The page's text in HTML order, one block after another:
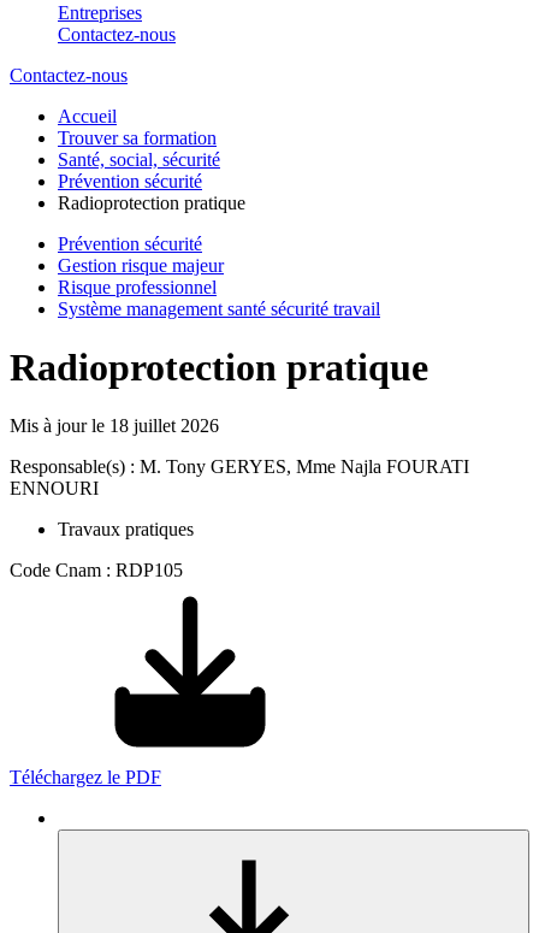
Entreprises
Contactez-nous
Contactez-nous
Accueil
Trouver sa formation
Santé, social, sécurité
Prévention sécurité
Radioprotection pratique
Prévention sécurité
Gestion risque majeur
Risque professionnel
Système management santé sécurité travail
Radioprotection pratique
Mis à jour le 18 juillet 2026
Responsable(s) : M. Tony GERYES, Mme Najla FOURATI
ENNOURI
Travaux pratiques
Code Cnam : RDP105
Téléchargez le PDF